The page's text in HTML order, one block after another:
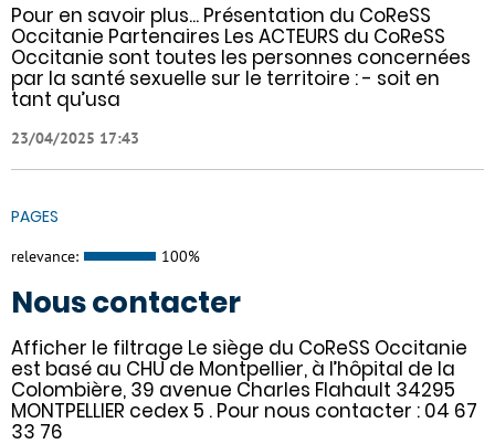
Pour en savoir plus... Présentation du CoReSS
Occitanie Partenaires Les ACTEURS du CoReSS
Occitanie sont toutes les personnes concernées
par la santé sexuelle sur le territoire : - soit en
tant qu’usa
23/04/2025 17:43
PAGES
relevance: 100%
Nous contacter
Afficher le filtrage Le siège du CoReSS Occitanie
est basé au CHU de Montpellier, à l’hôpital de la
Colombière, 39 avenue Charles Flahault 34295
MONTPELLIER cedex 5 . Pour nous contacter : 04 67
33 76